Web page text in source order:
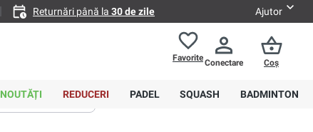
Returnări până la 30 de zile Ajutor
FavoriteConectare Coș
NOUTĂȚI REDUCERI PADEL SQUASH BADMINTON
Avansat Sortare